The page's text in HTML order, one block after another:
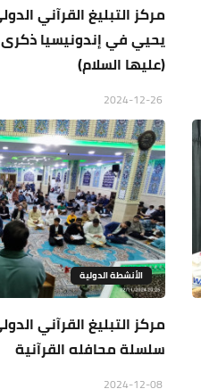
مركز التبليغ القرآني
يحيي في إندونيسيا ذكرى
(عليها السلام)
الأنشطة الدولية
مركز التبليغ القرآني
سلسلة محافله القرآنية